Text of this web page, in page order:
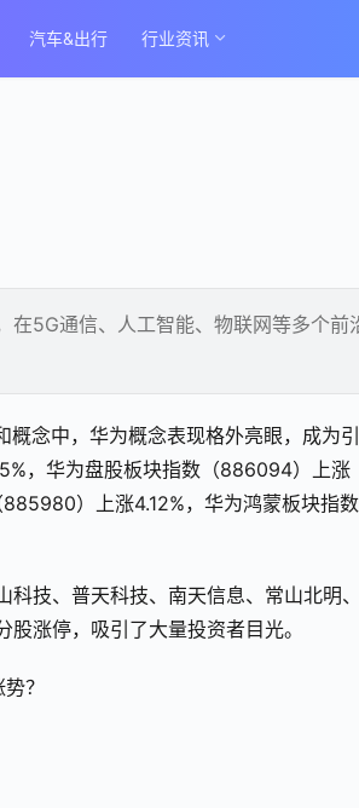
汽车&出行 行业资讯
在5G通信、人工智能、物联网等多个前
念中，华为概念表现格外亮眼，成为
，华为盘股板块指数（886094）上涨
）上涨4.12%，华为鸿蒙板块指数
科技、普天科技、南天信息、常山北明
涨停，吸引了大量投资者目光。
？